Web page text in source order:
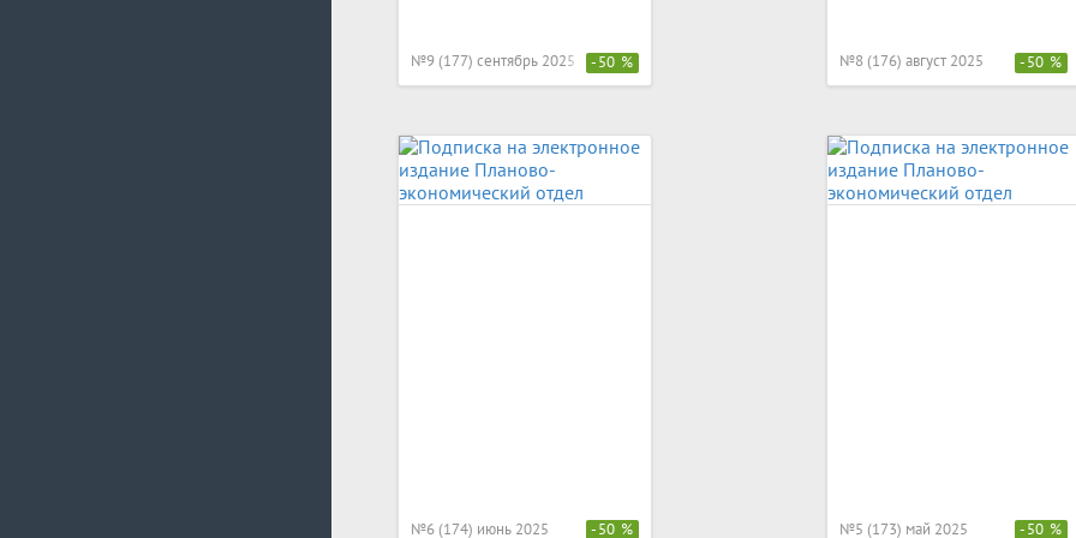
№9 (177) сентябрь 2025 -50 % №8 (176) август 2025 -50 %
№6 (174) июнь 2025 -50 % №5 (173) май 2025 -50 %